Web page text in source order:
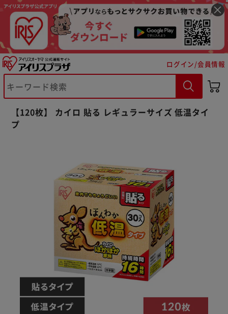
ログイン/会員情報
【120枚】 カイロ 貼る レギュラーサイズ 低温タイ
プ
※ご確認ください
カートに入れる 購入手続きへ